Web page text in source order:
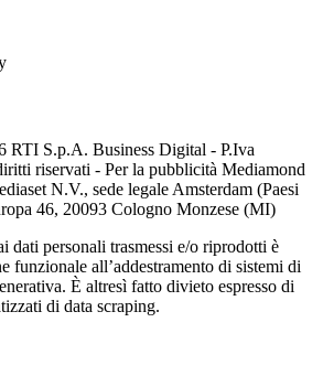
RTI S.p.A. Business Digital - P.Iva
riservati - Per la pubblicità Mediamond
N.V., sede legale Amsterdam (Paesi
46, 20093 Cologno Monzese (MI)
dati personali trasmessi e/o riprodotti è
funzionale all’addestramento di sistemi di
È altresì fatto divieto espresso di
di data scraping.